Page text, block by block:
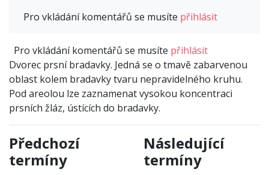
Pro vkládání komentářů se musíte přihlásit
Pro vkládání komentářů se musíte přihlásit
Dvorec prsní bradavky. Jedná se o tmavě zabarvenou
oblast kolem bradavky tvaru nepravidelného kruhu.
Pod areolou lze zaznamenat vysokou koncentraci
prsních žláz, ústících do bradavky.
Předchozí
termíny
Následující
termíny